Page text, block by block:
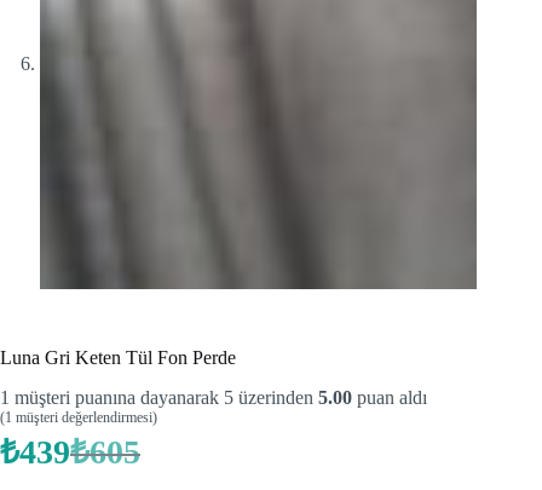
Luna Gri Keten Tül Fon Perde
1 müşteri puanına dayanarak 5 üzerinden 5.00 puan aldı
(1 müşteri değerlendirmesi)
₺605
Orijinal
₺439Şu